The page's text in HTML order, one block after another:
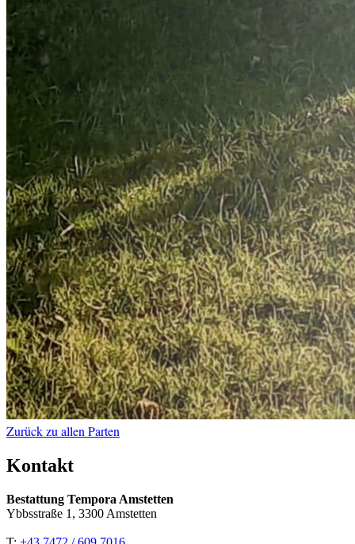
Zurück zu allen Parten
Kontakt
Bestattung Tempora Amstetten
Ybbsstraße 1, 3300 Amstetten